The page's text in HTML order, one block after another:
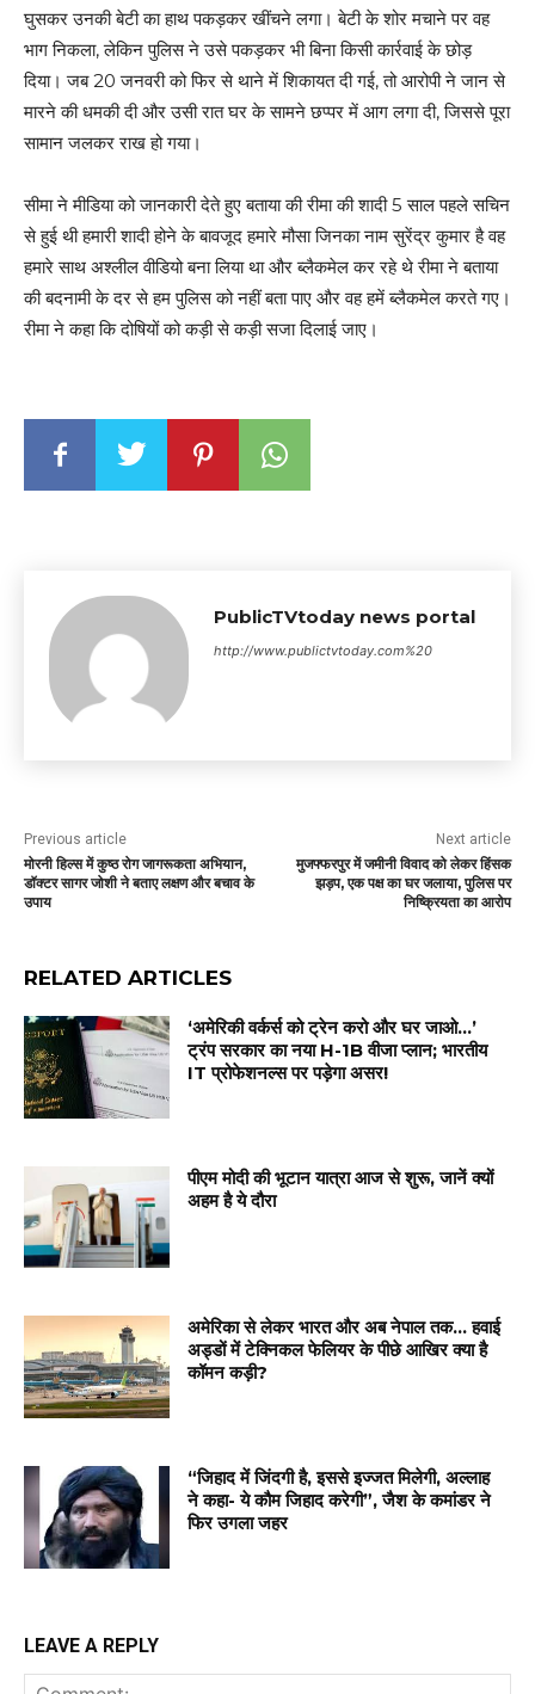
घुसकर उनकी बेटी का हाथ पकड़कर खींचने लगा। बेटी के शोर मचाने पर वह
भाग निकला, लेकिन पुलिस ने उसे पकड़कर भी बिना किसी कार्रवाई के छोड़
दिया। जब 20 जनवरी को फिर से थाने में शिकायत दी गई, तो आरोपी ने जान से
मारने की धमकी दी और उसी रात घर के सामने छप्पर में आग लगा दी, जिससे पूरा
सामान जलकर राख हो गया।
सीमा ने मीडिया को जानकारी देते हुए बताया की रीमा की शादी 5 साल पहले सचिन
से हुई थी हमारी शादी होने के बावजूद हमारे मौसा जिनका नाम सुरेंद्र कुमार है वह
हमारे साथ अश्लील वीडियो बना लिया था और ब्लैकमेल कर रहे थे रीमा ने बताया
की बदनामी के दर से हम पुलिस को नहीं बता पाए और वह हमें ब्लैकमेल करते गए।
रीमा ने कहा कि दोषियों को कड़ी से कड़ी सजा दिलाई जाए।
PublicTVtoday news portal
http://www.publictvtoday.com%20
Previous article
मोरनी हिल्स में कुष्ठ रोग जागरूकता अभियान,
डॉक्टर सागर जोशी ने बताए लक्षण और बचाव के
उपाय
Next article
मुजफ्फरपुर में जमीनी विवाद को लेकर हिंसक
झड़प, एक पक्ष का घर जलाया, पुलिस पर
निष्क्रियता का आरोप
RELATED ARTICLES
‘अमेरिकी वर्कर्स को ट्रेन करो और घर जाओ…’
ट्रंप सरकार का नया H-1B वीजा प्लान; भारतीय
IT प्रोफेशनल्स पर पड़ेगा असर!
पीएम मोदी की भूटान यात्रा आज से शुरू, जानें क्यों
अहम है ये दौरा
अमेरिका से लेकर भारत और अब नेपाल तक… हवाई
अड्डों में टेक्निकल फेलियर के पीछे आखिर क्या है
कॉमन कड़ी?
“जिहाद में जिंदगी है, इससे इज्जत मिलेगी, अल्लाह
ने कहा- ये कौम जिहाद करेगी”, जैश के कमांडर ने
फिर उगला जहर
LEAVE A REPLY